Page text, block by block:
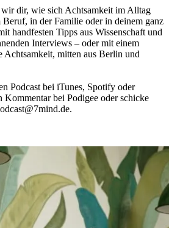
dir, wie sich Acht­sam­keit im Alltag
Beruf, in der Fami­lie oder in deinem ganz
hand­fes­ten Tipps aus Wis­sen­schaft und
Interviews – oder mit einem
mitten aus Berlin und
Pod­cast bei iTunes, Spo­tify oder
Kom­men­tar bei Podigee oder schi­cke